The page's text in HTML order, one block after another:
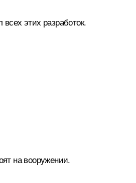
этих разработок.
на вооружении.